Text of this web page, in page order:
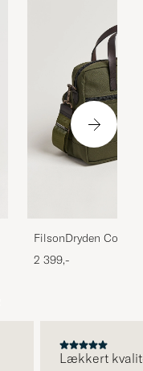
FilsonDryden
BriefcaseOtter Green
2 399,-
Lækkert